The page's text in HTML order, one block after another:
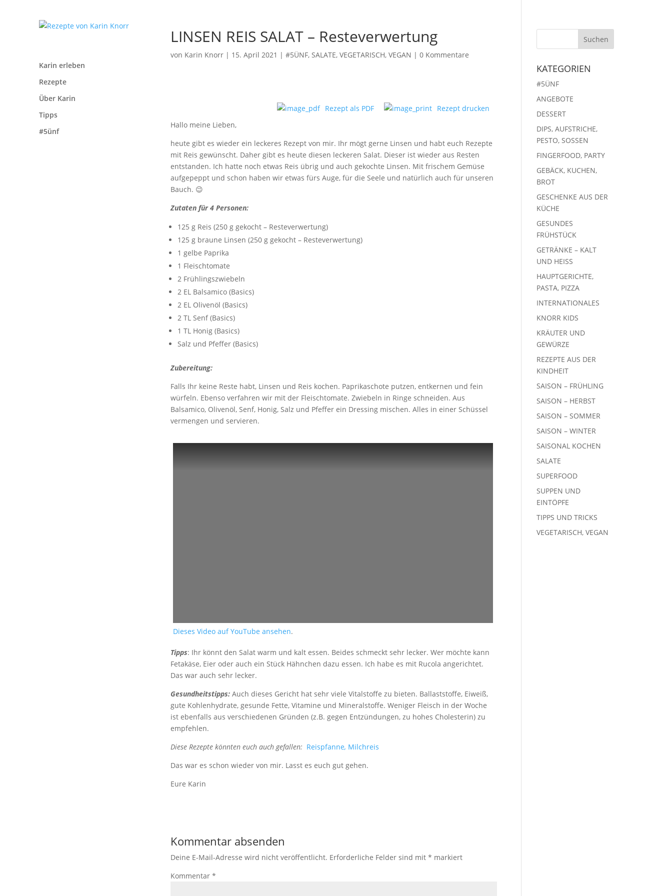
Karin erleben
Rezepte
Über Karin
Tipps
#5ünf
LINSEN REIS SALAT – Resteverwertung
von Karin Knorr | 15. April 2021 |#5ÜNF,SALATE,VEGETARISCH, VEGAN |0 Kommentare
Rezept als PDF
Rezept drucken
Hallo meine Lieben,
heute gibt es wieder ein leckeres Rezept von mir. Ihr mögt gerne Linsen und habt euch Rezepte
mit Reis gewünscht. Daher gibt es heute diesen leckeren Salat. Dieser ist wieder aus Resten
entstanden. Ich hatte noch etwas Reis übrig und auch gekochte Linsen. Mit frischem Gemüse
aufgepeppt und schon haben wir etwas fürs Auge, für die Seele und natürlich auch für unseren
Bauch. 😉
Zutaten für 4 Personen:
125 g Reis (250 g gekocht – Resteverwertung)
125 g braune Linsen (250 g gekocht – Resteverwertung)
1 gelbe Paprika
1 Fleischtomate
2 Frühlingszwiebeln
2 EL Balsamico (Basics)
2 EL Olivenöl (Basics)
2 TL Senf (Basics)
1 TL Honig (Basics)
Salz und Pfeffer (Basics)
Zubereitung:
Falls Ihr keine Reste habt, Linsen und Reis kochen. Paprikaschote putzen, entkernen und fein
würfeln. Ebenso verfahren wir mit der Fleischtomate. Zwiebeln in Ringe schneiden. Aus
Balsamico, Olivenöl, Senf, Honig, Salz und Pfeffer ein Dressing mischen. Alles in einer Schüssel
vermengen und servieren.
Dieses Video auf YouTube ansehen.
Tipps: Ihr könnt den Salat warm und kalt essen. Beides schmeckt sehr lecker. Wer möchte kann
Fetakäse, Eier oder auch ein Stück Hähnchen dazu essen. Ich habe es mit Rucola angerichtet.
Das war auch sehr lecker.
Gesundheitstipps:Auch dieses Gericht hat sehr viele Vitalstoffe zu bieten. Ballaststoffe, Eiweiß,
gute Kohlenhydrate, gesunde Fette, Vitamine und Mineralstoffe. Weniger Fleisch in der Woche
ist ebenfalls aus verschiedenen Gründen (z.B. gegen Entzündungen, zu hohes Cholesterin) zu
empfehlen.
Diese Rezepte könnten euch auch gefallen: Reispfanne, Milchreis
Das war es schon wieder von mir. Lasst es euch gut gehen.
Eure Karin
Kommentar absenden
Deine E-Mail-Adresse wird nicht veröffentlicht. Erforderliche Felder sind mit* markiert
Kommentar*
KATEGORIEN
#5ÜNF
ANGEBOTE
DESSERT
DIPS, AUFSTRICHE,
PESTO, SOSSEN
FINGERFOOD, PARTY
GEBÄCK, KUCHEN,
BROT
GESCHENKE AUS DER
KÜCHE
GESUNDES
FRÜHSTÜCK
GETRÄNKE – KALT
UND HEISS
HAUPTGERICHTE,
PASTA, PIZZA
INTERNATIONALES
KNORR KIDS
KRÄUTER UND
GEWÜRZE
REZEPTE AUS DER
KINDHEIT
SAISON – FRÜHLING
SAISON – HERBST
SAISON – SOMMER
SAISON – WINTER
SAISONAL KOCHEN
SALATE
SUPERFOOD
SUPPEN UND
EINTÖPFE
TIPPS UND TRICKS
VEGETARISCH, VEGAN